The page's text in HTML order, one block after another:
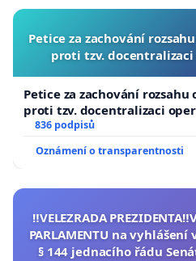
Petice za zachování
proti tzv.
Petice za zachování
proti tzv. docentralizaci
836 podpisů
Oznámení o transparentnosti
‼️VELEZRADA
PARLAMENTU na
§ 144 jednacího řádu